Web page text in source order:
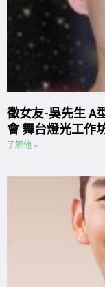
徵女友-吳先生 A
會 舞台燈光工作
了解他 »